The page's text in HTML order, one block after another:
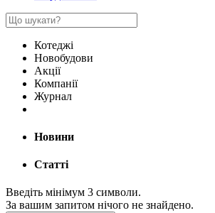
Котеджі
Новобудови
Акції
Компанії
Журнал
Новини
Статті
Введіть мінімум 3 символи.
За вашим запитом нічого не знайдено.